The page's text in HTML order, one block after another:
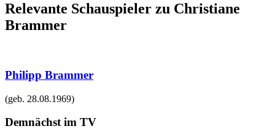
Relevante Schauspieler zu Christiane
Brammer
Philipp Brammer
(geb. 28.08.1969)
Demnächst im TV